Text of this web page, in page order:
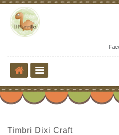
Timbri Dixi Craft